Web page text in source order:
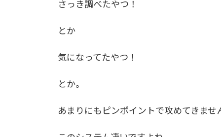
さっき調べたやつ！
とか
気になってたやつ！
とか。
あまりにもピンポイントで攻めてきませ